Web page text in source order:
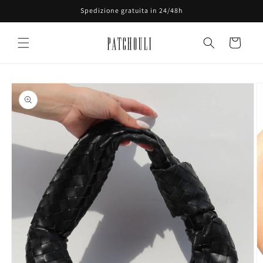
ai contenuti
Spedizione gratuita in 24/48h
Carrello
Passa alle
informazioni
sul prodotto